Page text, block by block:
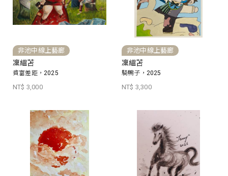
非池中線上藝廊
凜縕苫
貧富差距，2025
NT$ 3,000
非池中線上藝廊
凜縕苫
騎鴨子，2025
NT$ 3,300